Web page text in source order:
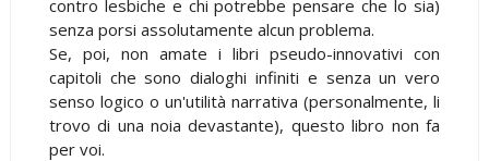
contro lesbiche e chi potrebbe pensare che lo sia)
senza porsi assolutamente alcun problema.
Se, poi, non amate i libri pseudo-innovativi con
capitoli che sono dialoghi infiniti e senza un vero
senso logico o un'utilità narrativa (personalmente, li
trovo di una noia devastante), questo libro non fa
per voi.